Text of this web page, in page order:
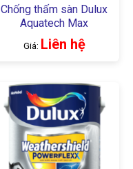
Chống thấm sàn Dulux
Aquatech Max
Giá: Liên hệ